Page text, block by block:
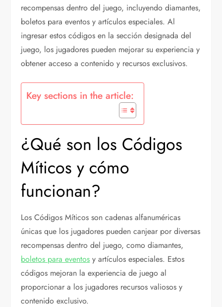
recompensas dentro del juego, incluyendo diamantes,
boletos para eventos y artículos especiales. Al
ingresar estos códigos en la sección designada del
juego, los jugadores pueden mejorar su experiencia y
obtener acceso a contenido y recursos exclusivos.
Key sections in the article:
¿Qué son los Códigos
Míticos y cómo
funcionan?
Los Códigos Míticos son cadenas alfanuméricas
únicas que los jugadores pueden canjear por diversas
recompensas dentro del juego, como diamantes,
boletos para eventos y artículos especiales. Estos
códigos mejoran la experiencia de juego al
proporcionar a los jugadores recursos valiosos y
contenido exclusivo.